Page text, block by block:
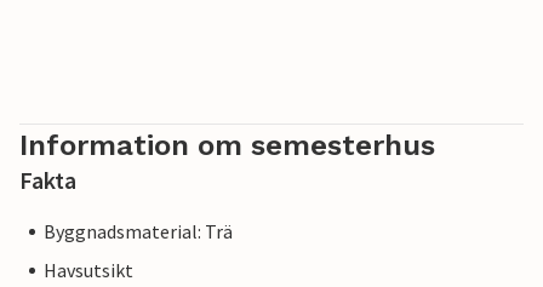
Information om semesterhus
Fakta
Byggnadsmaterial: Trä
Havsutsikt